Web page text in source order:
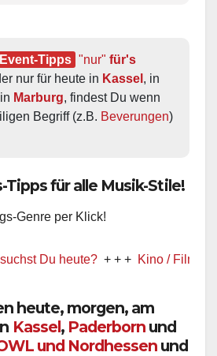
Tipps "nur" für's
nur für heute in Kassel
Marburg, findest Du wenn
Begriff (z.B. Beverungen)
für alle Musik-Stile!
Genre per Klick!
+ + + Kino / Film + + + Ww
heute, morgen, am
Kassel, Paderborn und
und Nordhessen und